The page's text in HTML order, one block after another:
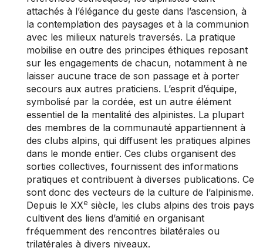
attachés à l’élégance du geste dans l’ascension, à
la contemplation des paysages et à la communion
avec les milieux naturels traversés. La pratique
mobilise en outre des principes éthiques reposant
sur les engagements de chacun, notamment à ne
laisser aucune trace de son passage et à porter
secours aux autres praticiens. L’esprit d’équipe,
symbolisé par la cordée, est un autre élément
essentiel de la mentalité des alpinistes. La plupart
des membres de la communauté appartiennent à
des clubs alpins, qui diffusent les pratiques alpines
dans le monde entier. Ces clubs organisent des
sorties collectives, fournissent des informations
pratiques et contribuent à diverses publications. Ce
sont donc des vecteurs de la culture de l’alpinisme.
Depuis le XXe siècle, les clubs alpins des trois pays
cultivent des liens d’amitié en organisant
fréquemment des rencontres bilatérales ou
trilatérales à divers niveaux.